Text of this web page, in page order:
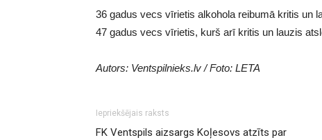
36 gadus vecs vīrietis alkohola reibumā kritis un
47 gadus vecs vīrietis, kurš arī kritis un lauzis
Autors: Ventspilnieks.lv / Foto: LETA
Iepriekšējais raksts
FK Ventspils aizsargs Koļesovs atzīts par